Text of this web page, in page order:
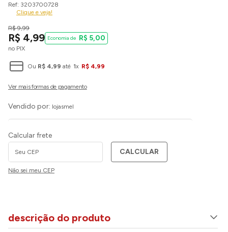
3203700728
Clique e veja!
R$ 9,99
R$ 4,99
no PIX
R$ 5,00
Ou R$ 4,99 até 1x R$ 4,99
Vendido por: lojasmel
Calcular frete
CALCULAR
Não sei meu CEP
descrição do produto